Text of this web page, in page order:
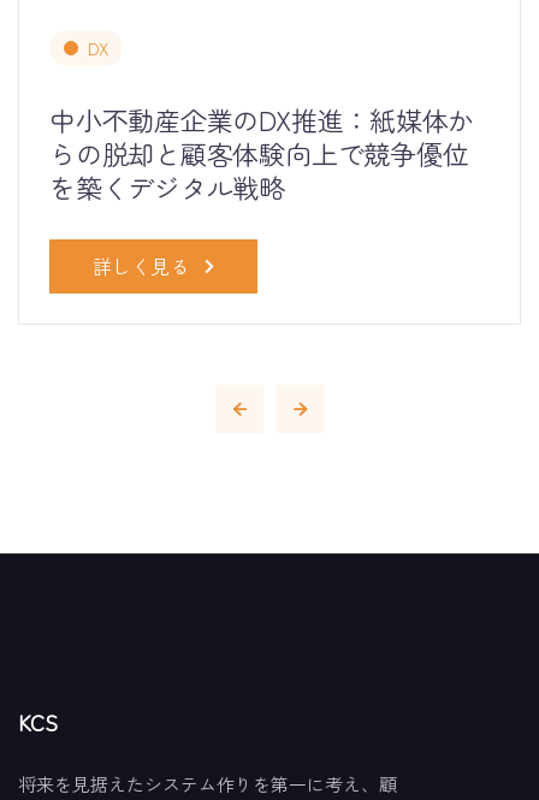
DX
中小不動産企業のDX推進：紙媒体か
らの脱却と顧客体験向上で競争優位
を築くデジタル戦略
詳しく見る
KCS
将来を見据えたシステム作りを第一に考え、顧